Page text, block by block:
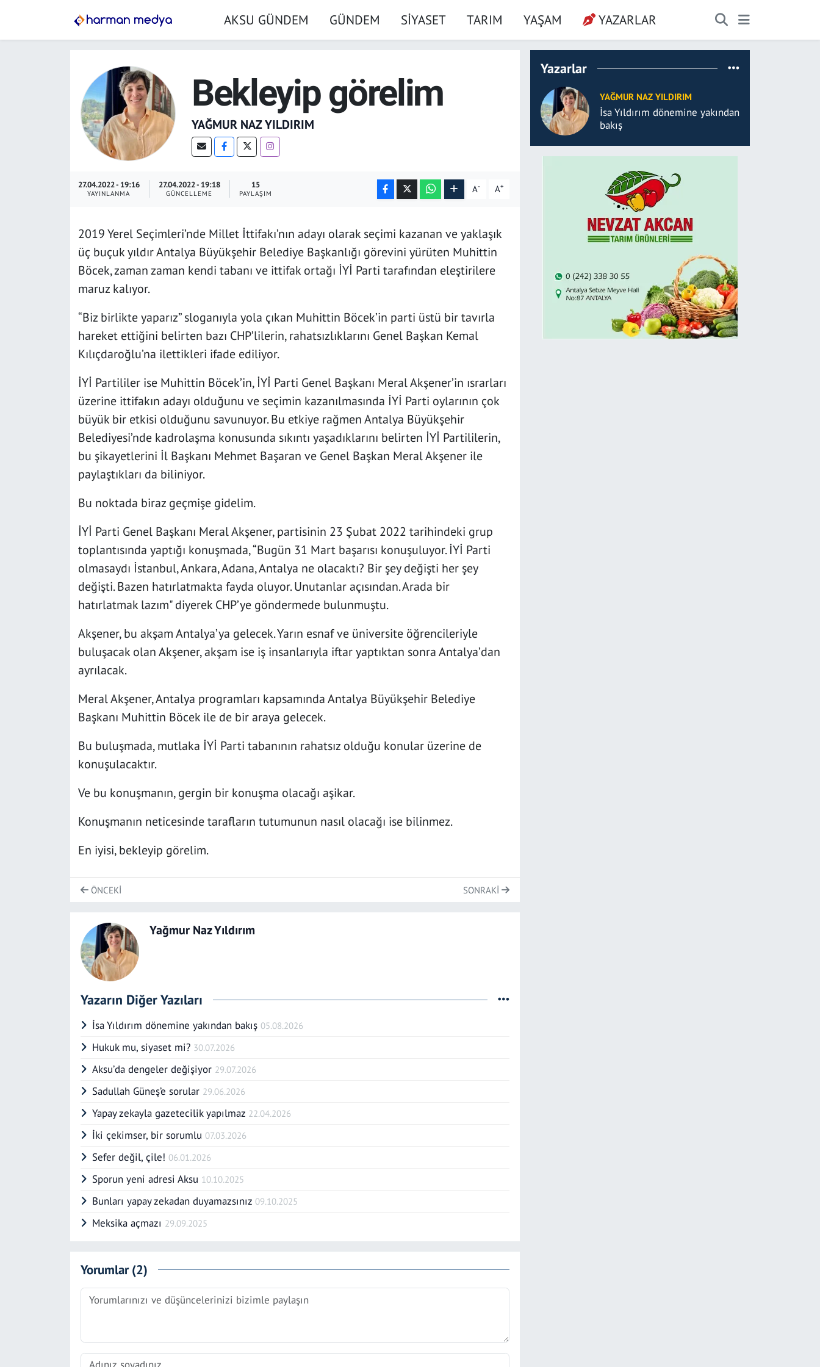
AKSU GÜNDEM GÜNDEM SİYASET TARIM YAŞAM YAZARLAR
Bekleyip görelim
YAĞMUR NAZ YILDIRIM
27.04.2022 - 19:16
YAYINLANMA
27.04.2022 - 19:18
GÜNCELLEME
15
PAYLAŞIM A- A+
2019 Yerel Seçimleri’nde Millet İttifakı’nın adayı olarak seçimi kazanan ve yaklaşık
üç buçuk yıldır Antalya Büyükşehir Belediye Başkanlığı görevini yürüten Muhittin
Böcek, zaman zaman kendi tabanı ve ittifak ortağı İYİ Parti tarafından eleştirilere
maruz kalıyor.
“Biz birlikte yaparız” sloganıyla yola çıkan Muhittin Böcek’in parti üstü bir tavırla
hareket ettiğini belirten bazı CHP’lilerin, rahatsızlıklarını Genel Başkan Kemal
Kılıçdaroğlu’na ilettikleri ifade ediliyor.
İYİ Partililer ise Muhittin Böcek’in, İYİ Parti Genel Başkanı Meral Akşener’in ısrarları
üzerine ittifakın adayı olduğunu ve seçimin kazanılmasında İYİ Parti oylarının çok
büyük bir etkisi olduğunu savunuyor. Bu etkiye rağmen Antalya Büyükşehir
Belediyesi’nde kadrolaşma konusunda sıkıntı yaşadıklarını belirten İYİ Partililerin,
bu şikayetlerini İl Başkanı Mehmet Başaran ve Genel Başkan Meral Akşener ile
paylaştıkları da biliniyor.
Bu noktada biraz geçmişe gidelim.
İYİ Parti Genel Başkanı Meral Akşener, partisinin 23 Şubat 2022 tarihindeki grup
toplantısında yaptığı konuşmada, “Bugün 31 Mart başarısı konuşuluyor. İYİ Parti
olmasaydı İstanbul, Ankara, Adana, Antalya ne olacaktı? Bir şey değişti her şey
değişti. Bazen hatırlatmakta fayda oluyor. Unutanlar açısından. Arada bir
hatırlatmak lazım" diyerek CHP’ye göndermede bulunmuştu.
Akşener, bu akşam Antalya’ya gelecek. Yarın esnaf ve üniversite öğrencileriyle
buluşacak olan Akşener, akşam ise iş insanlarıyla iftar yaptıktan sonra Antalya’dan
ayrılacak.
Meral Akşener, Antalya programları kapsamında Antalya Büyükşehir Belediye
Başkanı Muhittin Böcek ile de bir araya gelecek.
Bu buluşmada, mutlaka İYİ Parti tabanının rahatsız olduğu konular üzerine de
konuşulacaktır.
Ve bu konuşmanın, gergin bir konuşma olacağı aşikar.
Konuşmanın neticesinde tarafların tutumunun nasıl olacağı ise bilinmez.
En iyisi, bekleyip görelim.
ÖNCEKI SONRAKI
Yağmur Naz Yıldırım
Yazarın Diğer Yazıları
İsa Yıldırım dönemine yakından bakış 05.08.2026
Hukuk mu, siyaset mi? 30.07.2026
Aksu’da dengeler değişiyor 29.07.2026
Sadullah Güneş’e sorular 29.06.2026
Yapay zekayla gazetecilik yapılmaz 22.04.2026
İki çekimser, bir sorumlu 07.03.2026
Sefer değil, çile! 06.01.2026
Sporun yeni adresi Aksu 10.10.2025
Bunları yapay zekadan duyamazsınız 09.10.2025
Meksika açmazı 29.09.2025
Yorumlar (2)
Yazarlar
YAĞMUR NAZ YILDIRIM
İsa Yıldırım dönemine yakından
bakış
AKSU GÜNDEM
KÜLTÜR SANAT
İstanbul Hava Durumu
İstanbul Trafik Yoğunluk Haritası
Süper Lig Puan Durumu ve Fikstür
Haber Arşivi